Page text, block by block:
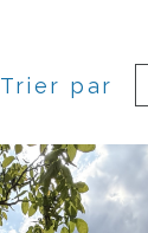
Trier par